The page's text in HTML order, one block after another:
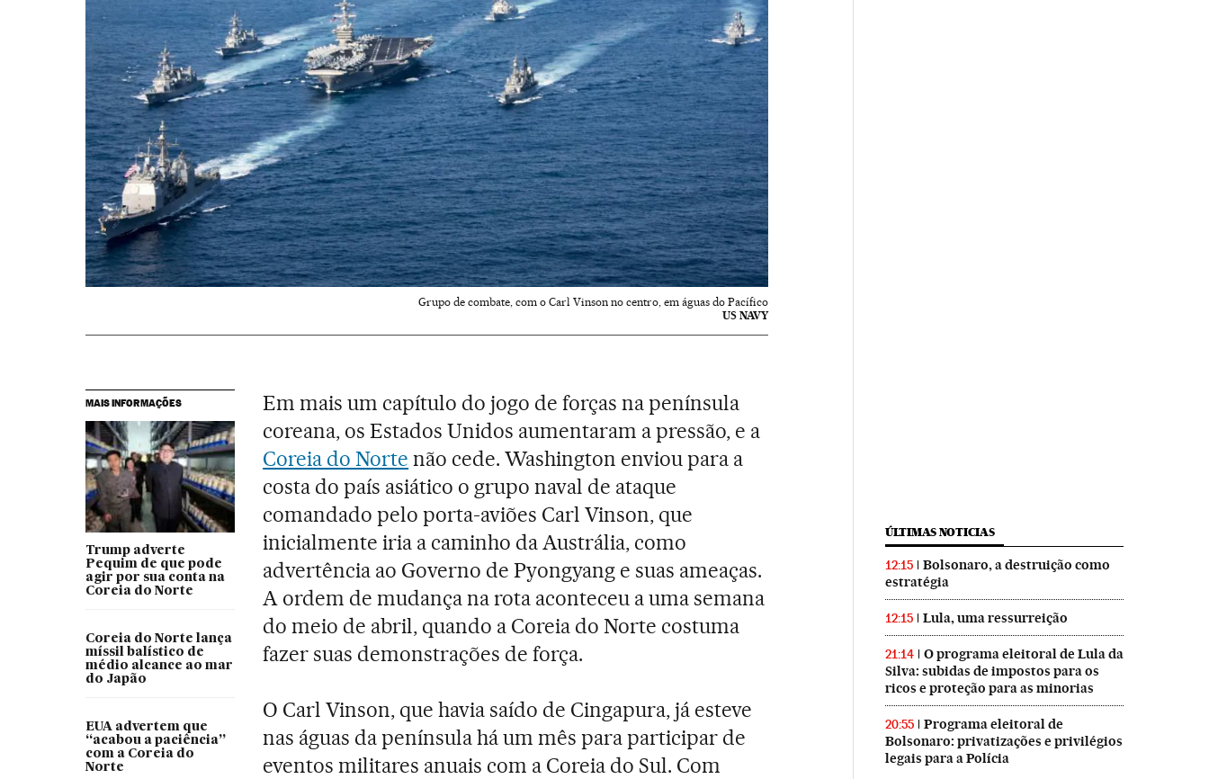
Grupo de combate, com o Carl Vinson no centro, em águas do Pacífico
US NAVY
MAIS INFORMAÇÕES
Trump adverte
Pequim de que pode
agir por sua conta na
Coreia do Norte
Coreia do Norte lança
míssil balístico de
médio alcance ao mar
do Japão
EUA advertem que
“acabou a paciência”
com a Coreia do
Norte
Em mais um capítulo do jogo de forças na península
coreana, os Estados Unidos aumentaram a pressão, e a
Coreia do Norte não cede. Washington enviou para a
costa do país asiático o grupo naval de ataque
comandado pelo porta-aviões Carl Vinson, que
inicialmente iria a caminho da Austrália, como
advertência ao Governo de Pyongyang e suas ameaças.
A ordem de mudança na rota aconteceu a uma semana
do meio de abril, quando a Coreia do Norte costuma
fazer suas demonstrações de força.
O Carl Vinson, que havia saído de Cingapura, já esteve
nas águas da península há um mês para participar de
eventos militares anuais com a Coreia do Sul. Com
ÚLTIMAS NOTICIAS
12:15
Bolsonaro, a destruição como
estratégia
12:15 Lula, uma ressurreição
21:14
O programa eleitoral de Lula da
Silva: subidas de impostos para os
ricos e proteção para as minorias
20:55
Programa eleitoral de
Bolsonaro: privatizações e privilégios
legais para a Polícia